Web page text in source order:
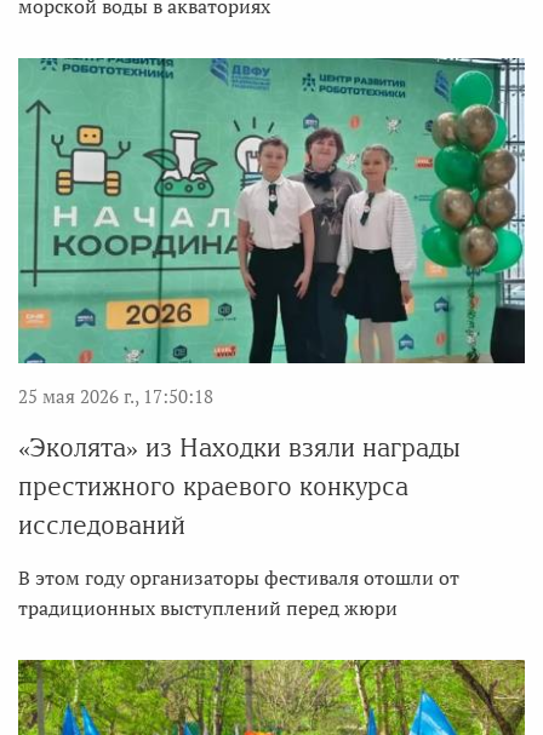
морской воды в акваториях
25 мая 2026 г., 17:50:18
«Эколята» из Находки взяли награды
престижного краевого конкурса
исследований
В этом году организаторы фестиваля отошли от
традиционных выступлений перед жюри